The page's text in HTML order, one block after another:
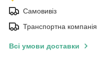
Самовивіз
Транспортна компанія
Всі умови доставки